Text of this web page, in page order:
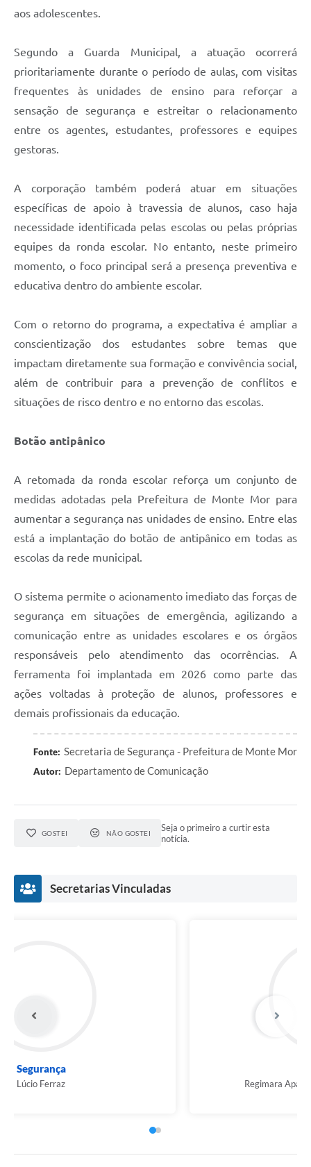
aos adolescentes.
Segundo a Guarda Municipal, a atuação ocorrerá
prioritariamente durante o período de aulas, com visitas
frequentes às unidades de ensino para reforçar a
sensação de segurança e estreitar o relacionamento
entre os agentes, estudantes, professores e equipes
gestoras.
A corporação também poderá atuar em situações
específicas de apoio à travessia de alunos, caso haja
necessidade identificada pelas escolas ou pelas próprias
equipes da ronda escolar. No entanto, neste primeiro
momento, o foco principal será a presença preventiva e
educativa dentro do ambiente escolar.
Com o retorno do programa, a expectativa é ampliar a
conscientização dos estudantes sobre temas que
impactam diretamente sua formação e convivência social,
além de contribuir para a prevenção de conflitos e
situações de risco dentro e no entorno das escolas.
Botão antipânico
A retomada da ronda escolar reforça um conjunto de
medidas adotadas pela Prefeitura de Monte Mor para
aumentar a segurança nas unidades de ensino. Entre elas
está a implantação do botão de antipânico em todas as
escolas da rede municipal.
O sistema permite o acionamento imediato das forças de
segurança em situações de emergência, agilizando a
comunicação entre as unidades escolares e os órgãos
responsáveis pelo atendimento das ocorrências. A
ferramenta foi implantada em 2026 como parte das
ações voltadas à proteção de alunos, professores e
demais profissionais da educação.
Fonte: Secretaria de Segurança - Prefeitura de Monte Mor
Autor: Departamento de Comunicação
GOSTEI NÃO GOSTEI
Seja o primeiro a curtir esta
notícia.
Secretarias Vinculadas